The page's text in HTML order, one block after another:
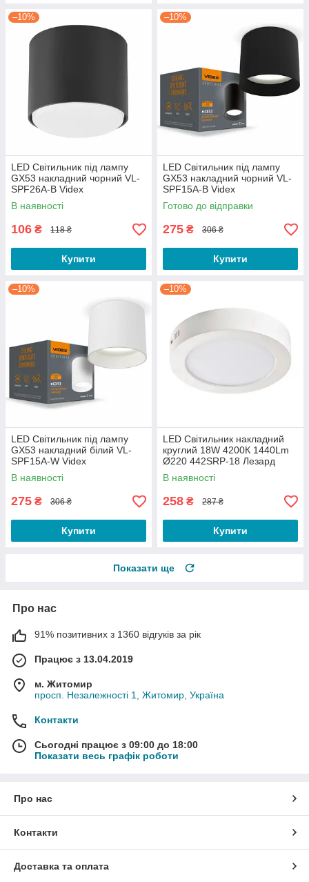
–10%
LED Світильник під лампу
GX53 накладний чорний VL-
SPF26A-B Videx
В наявності
106 ₴ 118 ₴
Купити
–10%
LED Світильник під лампу
GX53 накладний чорний VL-
SPF15A-B Videx
Готово до відправки
275 ₴ 306 ₴
Купити
–10%
LED Світильник під лампу
GX53 накладний білий VL-
SPF15A-W Videx
В наявності
275 ₴ 306 ₴
Купити
–10%
LED Світильник накладний
круглий 18W 4200К 1440Lm
Ø220 442SRP-18 Лезард
В наявності
258 ₴ 287 ₴
Купити
Показати ще
Про нас
91% позитивних з 1360 відгуків за рік
Працює з 13.04.2019
м. Житомир
просп. Незалежності 1, Житомир, Україна
Контакти
Сьогодні працює з 09:00 до 18:00
Показати весь графік роботи
Про нас
Контакти
Доставка та оплата